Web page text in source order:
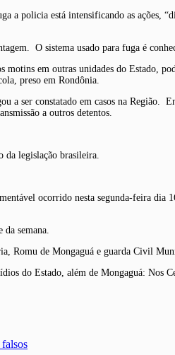
policia está intensificando as ações,
O sistema usado para fuga é
em outras unidades do Estado,
preso em Rondônia.
ser constatado em casos na Região.
a outros detentos.
legislação brasileira.
ocorrido nesta segunda-feira dia
semana.
Romu de Mongaguá e guarda Civil
do Estado, além de Mongaguá: Nos